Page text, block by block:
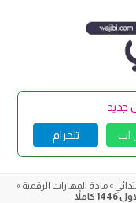
جديد
اب تلجرام
»مادة المهارات الرقمية »